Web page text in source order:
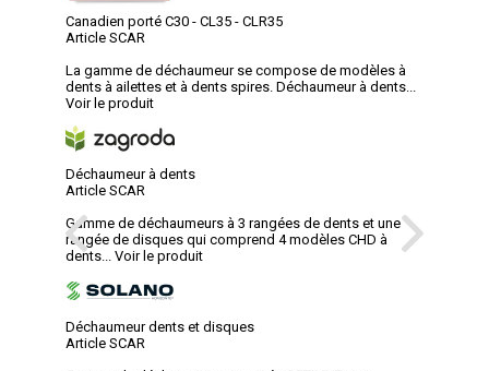
Canadien porté C30 - CL35 - CLR35
Article SCAR
La gamme de déchaumeur se compose de modèles à
dents à ailettes et à dents spires. Déchaumeur à dents...
Voir le produit
Déchaumeur à dents
Article SCAR
Gamme de déchaumeurs à 3 rangées de dents et une
rangée de disques qui comprend 4 modèles CHD à
dents...
Voir le produit
Déchaumeur dents et disques
Article SCAR